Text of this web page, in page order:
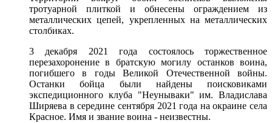
тротуарной плиткой и обнесены ограждением из
металлических цепей, укрепленных на металлических
столбиках.
3 декабря 2021 года состоялось торжественное
перезахоронение в братскую могилу останков воина,
погибшего в годы Великой Отечественной войны.
Останки бойца были найдены поисковиками
экспедиционного клуба "Неунываки" им. Владислава
Ширяева в середине сентября 2021 года на окраине села
Красное. Имя и звание воина - неизвестны.